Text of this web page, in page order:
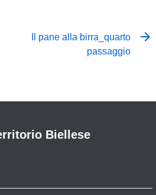
Il pane alla birra_quarto
passaggio
Biellese